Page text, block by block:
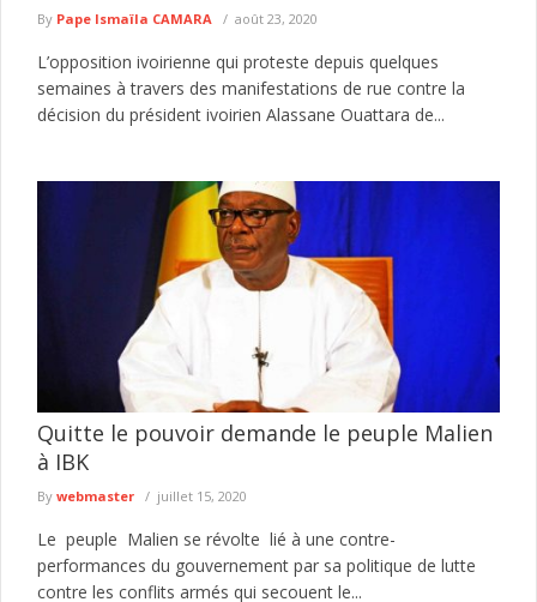
By Pape Ismaïla CAMARA août 23, 2020
L’opposition ivoirienne qui proteste depuis quelques
semaines à travers des manifestations de rue contre la
décision du président ivoirien Alassane Ouattara de...
Quitte le pouvoir demande le peuple Malien
à IBK
By webmaster juillet 15, 2020
Le peuple Malien se révolte lié à une contre-
performances du gouvernement par sa politique de lutte
contre les conflits armés qui secouent le...